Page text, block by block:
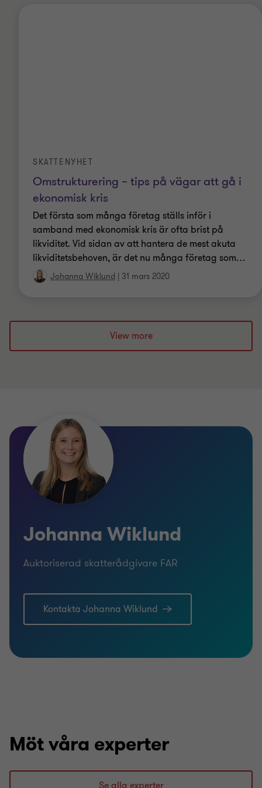
Omstrukturering – tips på vägar att gå i
ekonomisk kris
SKATTENYHET
Det första som många företag ställs inför i
samband med ekonomisk kris är ofta brist på
likviditet. Vid sidan av att hantera de mest akuta
likviditetsbehoven, är det nu många företag som…
Johanna Wiklund 31 mars 2020
View more
Johanna Wiklund
Auktoriserad skatterådgivare FAR
Kontakta Johanna Wiklund
Möt våra experter